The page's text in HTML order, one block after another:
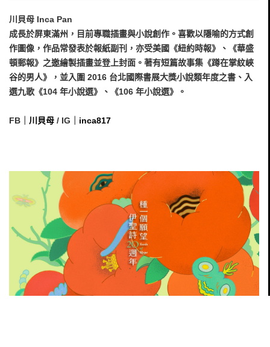
川貝母 Inca Pan
成長於屏東滿州，目前專職插畫與小說創作。喜歡以隱喻的方式創
作圖像，作品常發表於報紙副刊，亦受美國《紐約時報》、《華盛
頓郵報》之邀繪製插畫並登上封面。著有短篇故事集《蹲在掌紋峽
谷的男人》，並入圍 2016 台北國際書展大獎小說類年度之書、入
選九歌《104 年小說選》、《106 年小說選》。
FB｜ 川貝母 / IG｜ inca817